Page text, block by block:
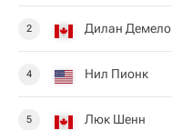
2 Дилан Демело
4 Нил Пионк
5 Люк Шенн